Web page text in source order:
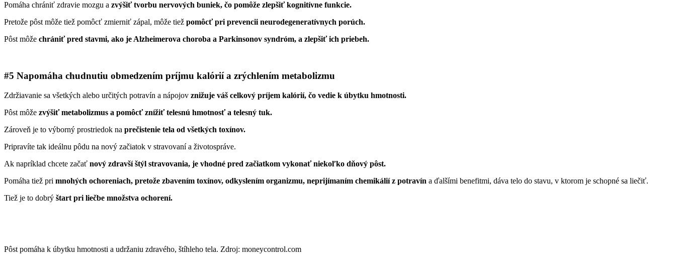
Pomáha chrániť zdravie mozgu a zvýšiť tvorbu nervových buniek, čo pomôže zlepšiť kognitívne funkcie.
Pretože pôst môže tiež pomôcť zmierniť zápal, môže tiež pomôcť pri prevencii neurodegeneratívnych porúch.
Pôst môže chrániť pred stavmi, ako je Alzheimerova choroba a Parkinsonov syndróm, a zlepšiť ich priebeh.
#5 Napomáha chudnutiu obmedzením príjmu kalórií a zrýchlením metabolizmu
Zdržiavanie sa všetkých alebo určitých potravín a nápojov znižuje váš celkový príjem kalórií, čo vedie k úbytku hmotnosti.
Pôst môže zvýšiť metabolizmus a pomôcť znížiť telesnú hmotnosť a telesný tuk.
Zároveň je to výborný prostriedok na prečistenie tela od všetkých toxínov.
Pripravíte tak ideálnu pôdu na nový začiatok v stravovaní a životospráve.
Ak napríklad chcete začať nový zdravší štýl stravovania, je vhodné pred začiatkom vykonať niekoľko dňový pôst.
Pomáha tiež pri mnohých ochoreniach, pretože zbavením toxínov, odkyslením organizmu, neprijímaním chemikálií z potravín a ďalšími benefitmi, dáva telo do stavu, v ktorom je schopné sa liečiť.
Tiež je to dobrý štart pri liečbe množstva ochorení.
Pôst pomáha k úbytku hmotnosti a udržaniu zdravého, štíhleho tela. Zdroj: moneycontrol.com